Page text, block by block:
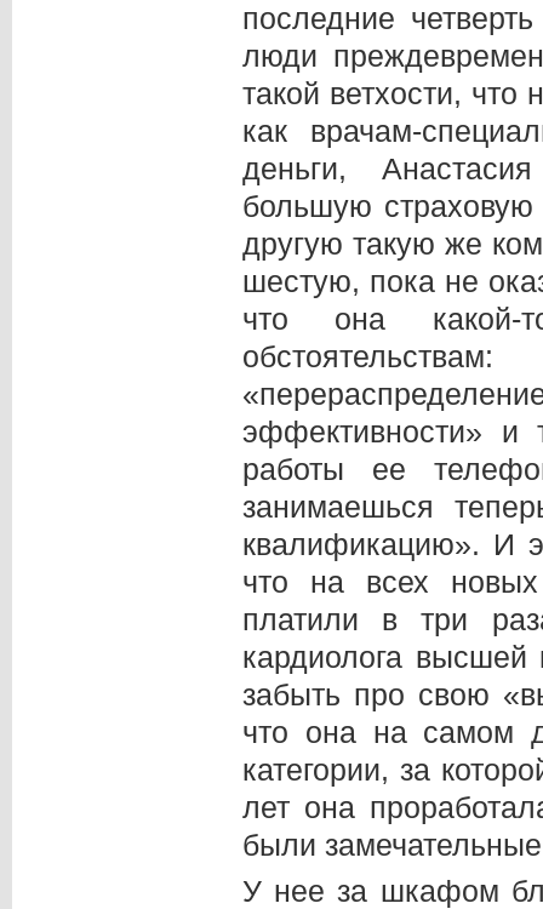
последние
люди
такой ветхости,
как врачам-
деньги,
большую
другую такую же
шестую, пока не
что она какой-
эффективности»
работы ее
занимаешься
квалификацию». И
что на всех новых
платили в три
кардиолога высшей
забыть про свою
что она на самом
категории, за
лет она
были
У нее за шкафом